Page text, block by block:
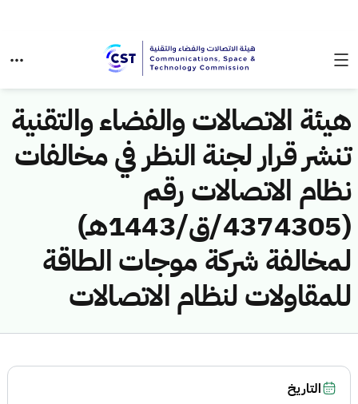
هيئة الاتصالات والفضاء والتقنية
تنشر قرار لجنة النظر في مخالفات
نظام الاتصالات رقم
(4374305/ق/1443هـ)
لمخالفة شركة موجات الطاقة
للمقاولات لنظام الاتصالات
التاريخ